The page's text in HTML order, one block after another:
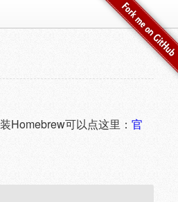
Homebrew可以点这里： 官